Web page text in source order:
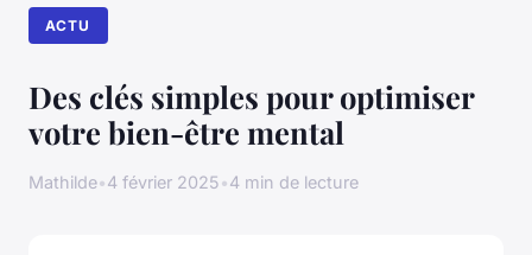
ACTU
Des clés simples pour optimiser
votre bien-être mental
Mathilde•4 février 2025•4 min de lecture